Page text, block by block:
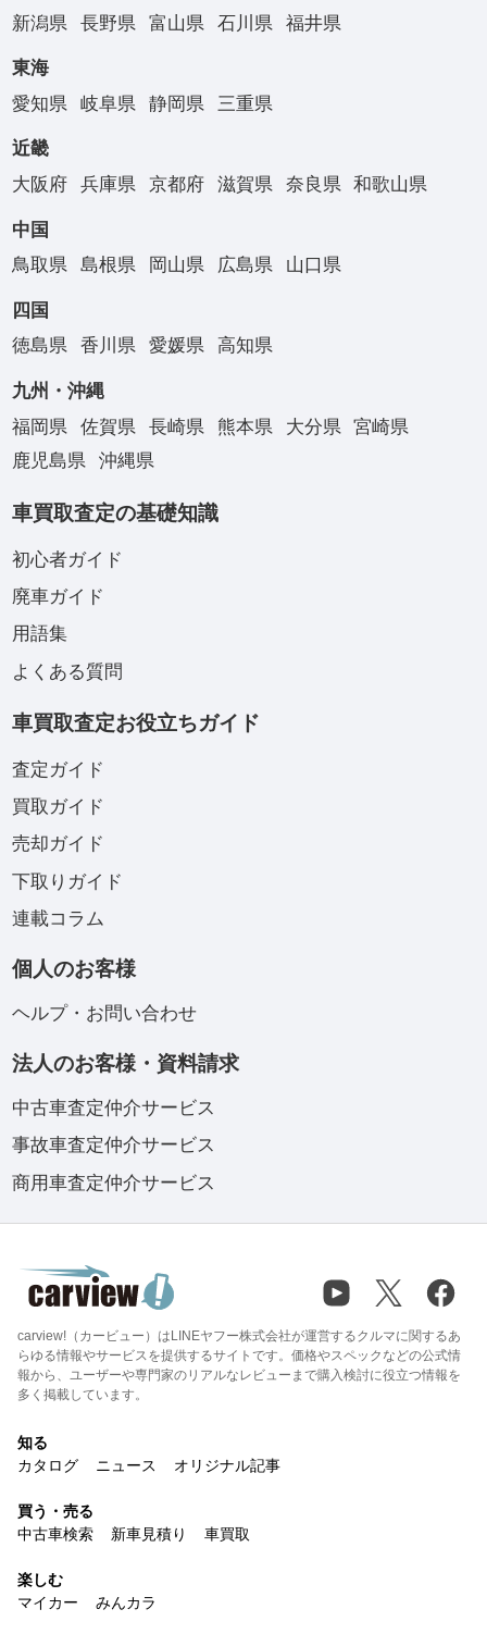
新潟県
長野県 富山県 石川県 福井県
東海
愛知県
岐阜県 静岡県 三重県
近畿
大阪府
兵庫県 京都府 滋賀県 奈良県 和歌山県
中国
鳥取県
島根県 岡山県 広島県 山口県
四国
徳島県
香川県 愛媛県 高知県
九州・沖縄
福岡県
佐賀県 長崎県 熊本県 大分県
宮崎県
鹿児島県
沖縄県
車買取査定の基礎知識
初心者ガイド
廃車ガイド
用語集
よくある質問
車買取査定お役立ちガイド
査定ガイド
買取ガイド
売却ガイド
下取りガイド
連載コラム
個人のお客様
ヘルプ・お問い合わせ
法人のお客様・資料請求
中古車査定仲介サービス
事故車査定仲介サービス
商用車査定仲介サービス
carview!（カービュー）はLINEヤフー株式会社が運営するクルマに関するあ
らゆる情報やサービスを提供するサイトです。価格やスペックなどの公式情
報から、ユーザーや専門家のリアルなレビューまで購入検討に役立つ情報を
多く掲載しています。
知る
カタログ
ニュース オリジナル記事
買う・売る
中古車検索
新車見積り 車買取
楽しむ
マイカー
みんカラ